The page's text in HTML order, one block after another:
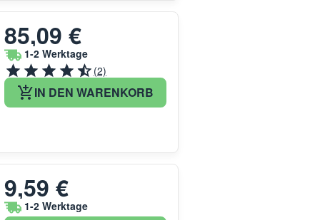
85,09 €
1-2 Werktage
(2)
IN DEN WARENKORB
9,59 €
1-2 Werktage